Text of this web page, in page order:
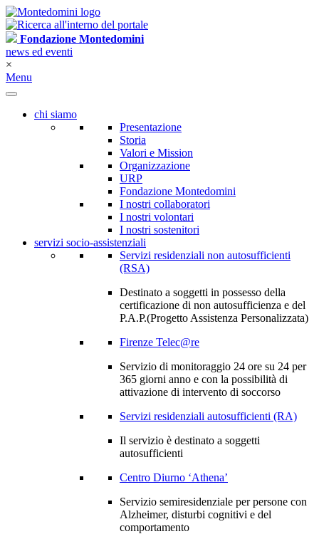
Fondazione Montedomini
news ed eventi
×
Menu
chi siamo
Presentazione
Storia
Valori e Mission
Organizzazione
URP
Fondazione Montedomini
I nostri collaboratori
I nostri volontari
I nostri sostenitori
servizi socio-assistenziali
Servizi residenziali non autosufficienti
(RSA)
Destinato a soggetti in possesso della
certificazione di non autosufficienza e del
P.A.P.(Progetto Assistenza Personalizzata)
Firenze Telec@re
Servizio di monitoraggio 24 ore su 24 per
365 giorni anno e con la possibilità di
attivazione di intervento di soccorso
Servizi residenziali autosufficienti (RA)
Il servizio è destinato a soggetti
autosufficienti
Centro Diurno ‘Athena’
Servizio semiresidenziale per persone con
Alzheimer, disturbi cognitivi e del
comportamento